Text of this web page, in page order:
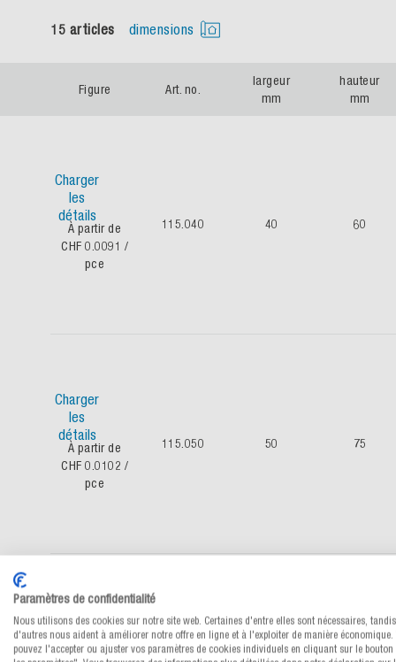
15 articles dimensions
Figure Art. no.
largeur
mm
hauteur
mm
Charger
les
détails
À partir de
CHF 0.0091 /
pce
115.040 40 60
Charger
les
détails
À partir de
CHF 0.0102 /
pce
115.050 50 75
Charger
les
détails
Paramètres de confidentialité
Nous utilisons des cookies sur notre site web. Certaines d'entre elles sont nécessaires,
d'autres nous aident à améliorer notre offre en ligne et à l'exploiter de manière économique.
pouvez l'accepter ou ajuster vos paramètres de cookies individuels en cliquant sur le